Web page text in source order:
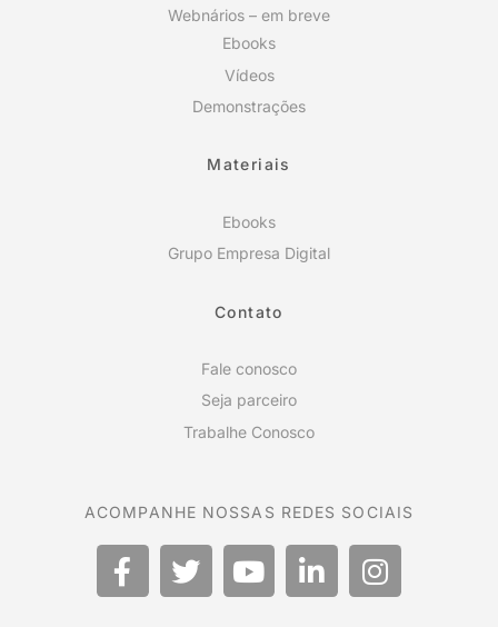
Webnários – em breve
Ebooks
Vídeos
Demonstrações
Materiais
Ebooks
Grupo Empresa Digital
Contato
Fale conosco
Seja parceiro
Trabalhe Conosco
ACOMPANHE NOSSAS REDES SOCIAIS